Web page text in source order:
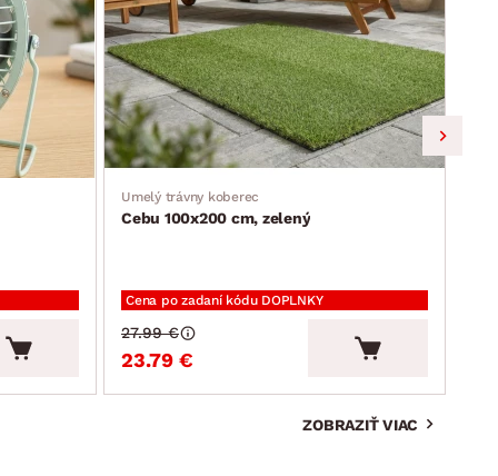
Umelý trávny koberec
Cebu 100x200 cm, zelený
Cena po zadaní kódu DOPLNKY
23.79 €
27.99 €
ZOBRAZIŤ VIAC